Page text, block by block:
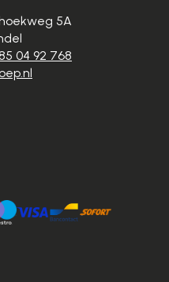
5A
04 92 768